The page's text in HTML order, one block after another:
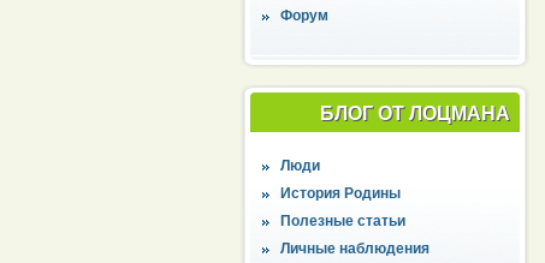
Форум
БЛОГ ОТ ЛОЦМАНА
Люди
История Родины
Полезные статьи
Личные наблюдения